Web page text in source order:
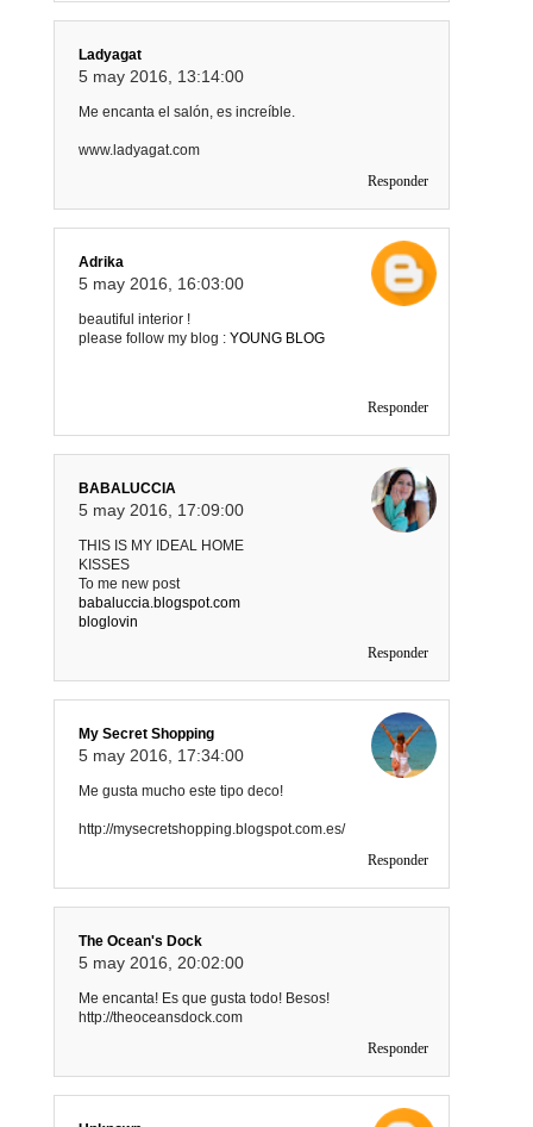
Ladyagat
5 may 2016, 13:14:00
Me encanta el salón, es increíble.
www.ladyagat.com
Responder
Adrika
5 may 2016, 16:03:00
beautiful interior !
please follow my blog : YOUNG BLOG
Responder
BABALUCCIA
5 may 2016, 17:09:00
THIS IS MY IDEAL HOME
KISSES
To me new post
babaluccia.blogspot.com
bloglovin
Responder
My Secret Shopping
5 may 2016, 17:34:00
Me gusta mucho este tipo deco!
http://mysecretshopping.blogspot.com.es/
Responder
The Ocean's Dock
5 may 2016, 20:02:00
Me encanta! Es que gusta todo! Besos!
http://theoceansdock.com
Responder